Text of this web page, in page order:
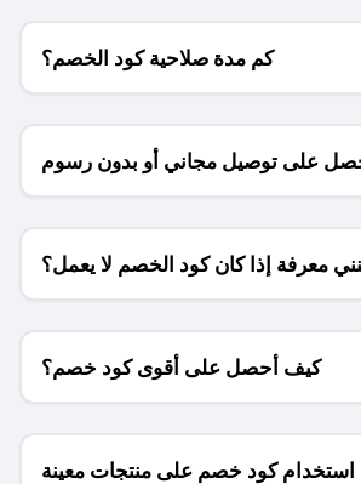
كم مدة صلاحية كود الخصم؟
على توصيل مجاني أو بدون رسوم
الشحن ؟
معرفة إذا كان كود الخصم لا يعمل؟
كيف أحصل على أقوى كود خصم؟
كود خصم على منتجات معينة